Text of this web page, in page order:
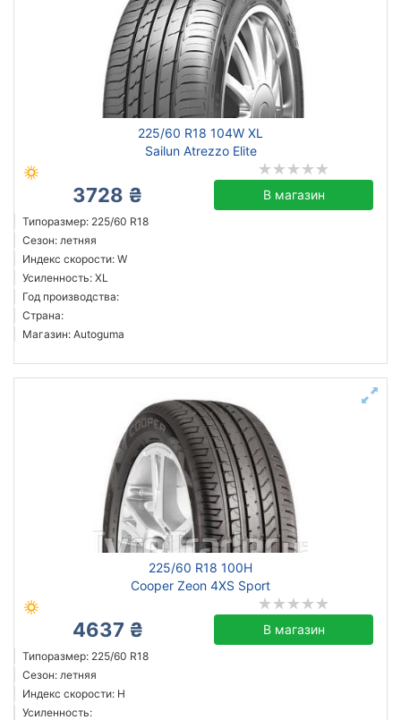
225/60 R18 104W XL
Sailun Atrezzo Elite
3728 ₴ В магазин
Типоразмер: 225/60 R18
Сезон: летняя
Индекс скорости: W
Усиленность: XL
Год производства:
Страна:
Магазин: Autoguma
225/60 R18 100H
Cooper Zeon 4XS Sport
4637 ₴ В магазин
Типоразмер: 225/60 R18
Сезон: летняя
Индекс скорости: H
Усиленность: